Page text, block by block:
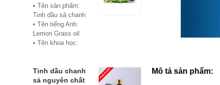
Mô tả sản phẩm:
• Tên sản phẩm:
Tinh dầu sả chanh
• Tên tiếng Anh:
Lemon Grass oil
• Tên khoa học:
• Chủng loại: Thiết
bị xông hơi
Tinh dầu chanh
sả nguyên chất